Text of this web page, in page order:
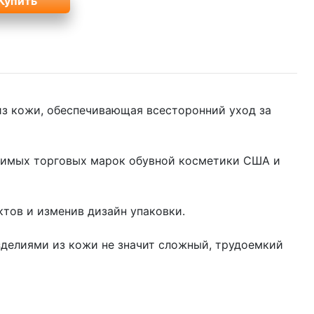
кожи, обеспечивающая всесторонний уход за
торговых марок обувной косметики США и
и изменив дизайн упаковки.
из кожи не значит сложный, трудоемкий